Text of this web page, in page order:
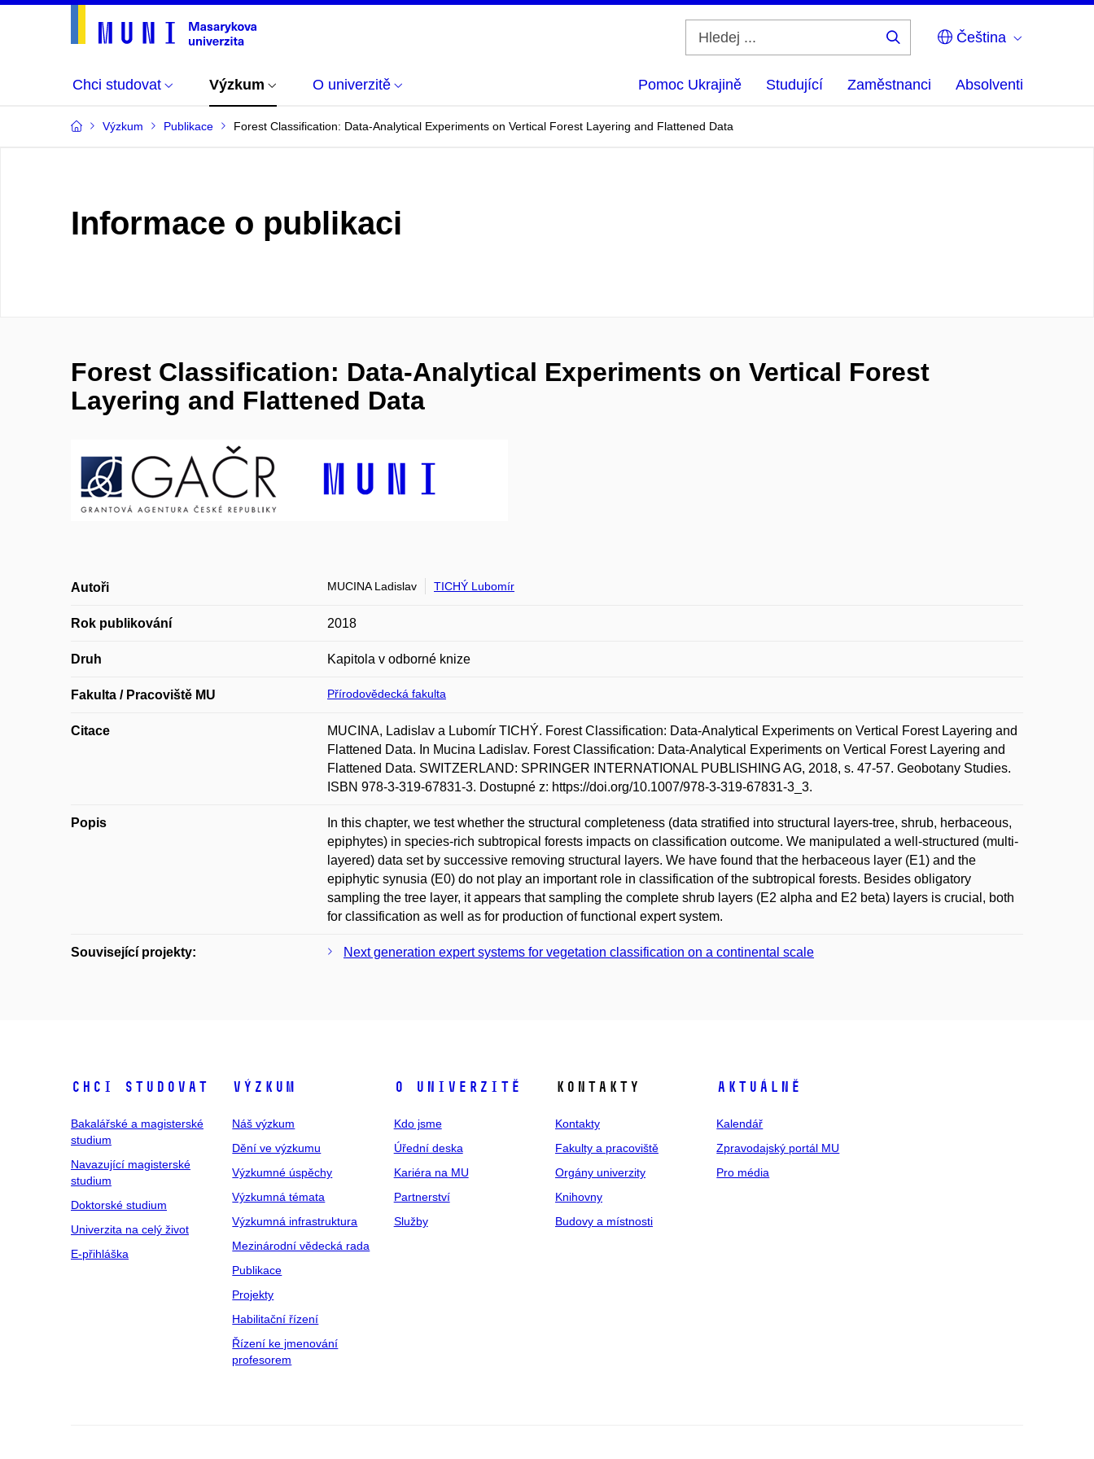
Čeština
Chci studovat Výzkum O univerzitě Pomoc Ukrajině Studující Zaměstnanci Absolventi
Výzkum Publikace Forest Classification: Data-Analytical Experiments on Vertical Forest Layering and Flattened Data
Informace o publikaci
Forest Classification: Data-Analytical Experiments on Vertical Forest
Layering and Flattened Data
Autoři MUCINA Ladislav TICHÝ Lubomír
Rok publikování 2018
Druh Kapitola v odborné knize
Fakulta / Pracoviště MU Přírodovědecká fakulta
Citace
MUCINA, Ladislav a Lubomír TICHÝ. Forest Classification: Data-Analytical Experiments on Vertical Forest Layering and
Flattened Data. In Mucina Ladislav. Forest Classification: Data-Analytical Experiments on Vertical Forest Layering and
Flattened Data. SWITZERLAND: SPRINGER INTERNATIONAL PUBLISHING AG, 2018, s. 47-57. Geobotany Studies.
ISBN 978-3-319-67831-3. Dostupné z: https://doi.org/10.1007/978-3-319-67831-3_3.
Popis
In this chapter, we test whether the structural completeness (data stratified into structural layers-tree, shrub, herbaceous,
epiphytes) in species-rich subtropical forests impacts on classification outcome. We manipulated a well-structured (multi-
layered) data set by successive removing structural layers. We have found that the herbaceous layer (E1) and the
epiphytic synusia (E0) do not play an important role in classification of the subtropical forests. Besides obligatory
sampling the tree layer, it appears that sampling the complete shrub layers (E2 alpha and E2 beta) layers is crucial, both
for classification as well as for production of functional expert system.
Související projekty: Next generation expert systems for vegetation classification on a continental scale
Chci studovat
Bakalářské a magisterské
studium
Navazující magisterské
studium
Doktorské studium
Univerzita na celý život
E-přihláška
Výzkum
Náš výzkum
Dění ve výzkumu
Výzkumné úspěchy
Výzkumná témata
Výzkumná infrastruktura
Mezinárodní vědecká rada
Publikace
Projekty
Habilitační řízení
Řízení ke jmenování
profesorem
O univerzitě
Kdo jsme
Úřední deska
Kariéra na MU
Partnerství
Služby
Kontakty
Kontakty
Fakulty a pracoviště
Orgány univerzity
Knihovny
Budovy a místnosti
Aktuálně
Kalendář
Zpravodajský portál MU
Pro média